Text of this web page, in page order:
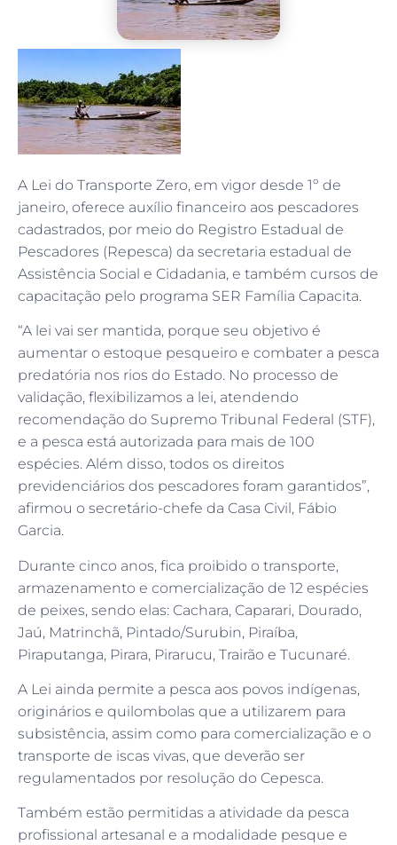
A Lei do Transporte Zero, em vigor desde 1º de
janeiro, oferece auxílio financeiro aos pescadores
cadastrados, por meio do Registro Estadual de
Pescadores (Repesca) da secretaria estadual de
Assistência Social e Cidadania, e também cursos de
capacitação pelo programa SER Família Capacita.
“A lei vai ser mantida, porque seu objetivo é
aumentar o estoque pesqueiro e combater a pesca
predatória nos rios do Estado. No processo de
validação, flexibilizamos a lei, atendendo
recomendação do Supremo Tribunal Federal (STF),
e a pesca está autorizada para mais de 100
espécies. Além disso, todos os direitos
previdenciários dos pescadores foram garantidos”,
afirmou o secretário-chefe da Casa Civil, Fábio
Garcia.
Durante cinco anos, fica proibido o transporte,
armazenamento e comercialização de 12 espécies
de peixes, sendo elas: Cachara, Caparari, Dourado,
Jaú, Matrinchã, Pintado/Surubin, Piraíba,
Piraputanga, Pirara, Pirarucu, Trairão e Tucunaré.
A Lei ainda permite a pesca aos povos indígenas,
originários e quilombolas que a utilizarem para
subsistência, assim como para comercialização e o
transporte de iscas vivas, que deverão ser
regulamentados por resolução do Cepesca.
Também estão permitidas a atividade da pesca
profissional artesanal e a modalidade pesque e